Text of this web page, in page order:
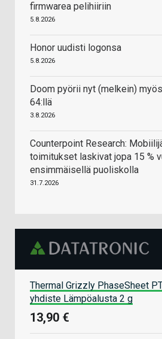
firmwarea pelihiiriin
5.8.2026
Honor uudisti logonsa
5.8.2026
Doom pyörii nyt (melkein)
64:llä
3.8.2026
Counterpoint Research:
toimitukset laskivat jopa 15 %
ensimmäisellä puoliskolla
31.7.2026
Thermal Grizzly PhaseSheet
yhdiste Lämpöalusta 2 g
13,90 €